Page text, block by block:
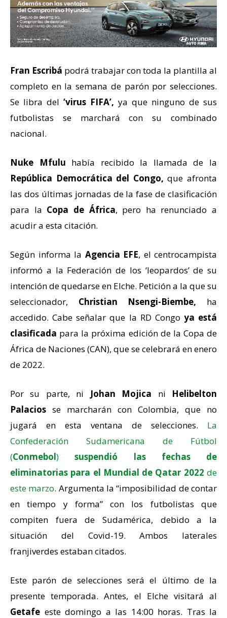
Fran Escribá podrá trabajar con toda la plantilla al
completo en la semana de parón por selecciones.
Se libra del ‘virus FIFA’, ya que ninguno de sus
futbolistas se marchará con su combinado
nacional.
Nuke Mfulu había recibido la llamada de la
República Democrática del Congo, que afronta
las dos últimas jornadas de la fase de clasificación
para la Copa de África, pero ha renunciado a
acudir a esta citación.
Según informa la Agencia EFE, el centrocampista
informó a la Federación de los ‘leopardos’ de su
intención de quedarse en Elche. Petición a la que su
seleccionador, Christian Nsengi-Biembe, ha
accedido. Cabe señalar que la RD Congo ya está
clasificada para la próxima edición de la Copa de
África de Naciones (CAN), que se celebrará en enero
de 2022.
Por su parte, ni Johan Mojica ni Helibelton
Palacios se marcharán con Colombia, que no
jugará en esta ventana de selecciones. La
Confederación Sudamericana de Fútbol
(Conmebol)suspendió las fechas de
eliminatorias para el Mundial de Qatar 2022 de
este marzo. Argumenta la “imposibilidad de contar
en tiempo y forma” con los futbolistas que
compiten fuera de Sudamérica, debido a la
situación del Covid-19. Ambos laterales
franjiverdes estaban citados.
Este parón de selecciones será el último de la
presente temporada. Antes, el Elche visitará al
Getafe este domingo a las 14:00 horas. Tras la